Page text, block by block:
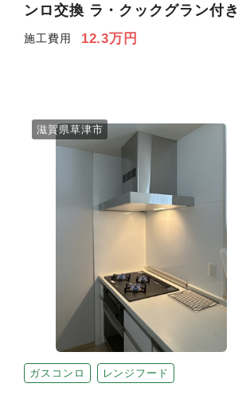
ンロ交換 ラ・クックグラン付き
施工費用 12.3万円
ガスコンロ レンジフード
滋賀県草津市